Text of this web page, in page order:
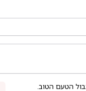
הטעם הטוב.